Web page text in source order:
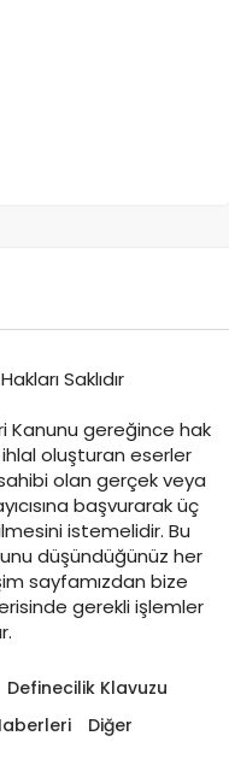
Saklıdır
Kanunu gereğince hak
oluşturan eserler
olan gerçek veya
başvurarak üç
istemelidir. Bu
düşündüğünüz her
sayfamızdan bize
gerekli işlemler
Definecilik Klavuzu
Diğer